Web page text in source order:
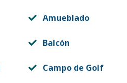
Amueblado
Balcón
Campo de Golf